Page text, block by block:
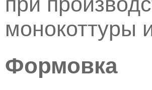
монокоттуры
Формовка